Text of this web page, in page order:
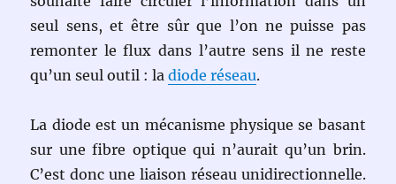
seul sens, et être sûr que l’on ne puisse pas
remonter le flux dans l’autre sens il ne reste
qu’un seul outil : ladiode réseau.
La diode est un mécanisme physique se basant
sur une fibre optique qui n’aurait qu’un brin.
C’est donc une liaison réseau unidirectionnelle.